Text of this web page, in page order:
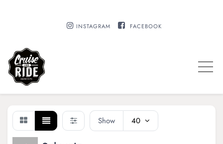
INSTAGRAM FACEBOOK
Show 40